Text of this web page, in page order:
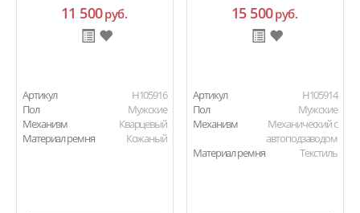
11 500руб.
Артикул
H105916
Пол
Мужские
Механизм
Кварцевый
Материал ремня
Кожаный
15 500руб.
Артикул
H105914
Пол
Мужские
Механизм
Механический с
автоподзаводом
Материал ремня
Текстиль